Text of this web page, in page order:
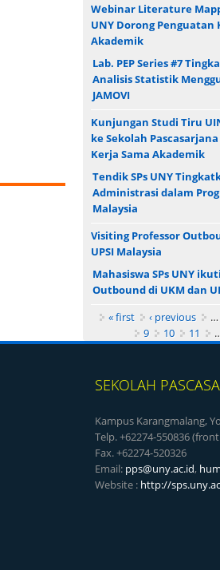
Webinar Literature
UNY Dorong Penguatan
Akademik
Lab. PEP Series #7
Analisis Statistik
JAMOVI
Kunjungan Studi Tiru
ke Sekolah
Kerja Sama Akademik
Tendik SPs UNY
Administrasi dalam
Malaysia
Visiting Professor
UPSI Malaysia
Mahasiswa SPs UNY
Outbound di UKM dan
Pages
« first ‹ previous …
9
10 11
SEKOLAH
Kampus Karangmalang,
Telp. +62274-550836
Fax. +62274-520326
Email: pps@uny.ac.id,
Website : http://